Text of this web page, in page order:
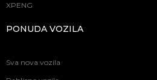
XPENG
PONUDA VOZILA
Sva nova vozila